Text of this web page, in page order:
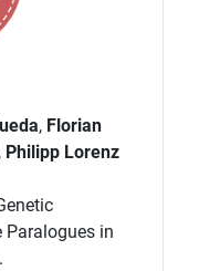
, Florian
Philipp Lorenz
Paralogues in